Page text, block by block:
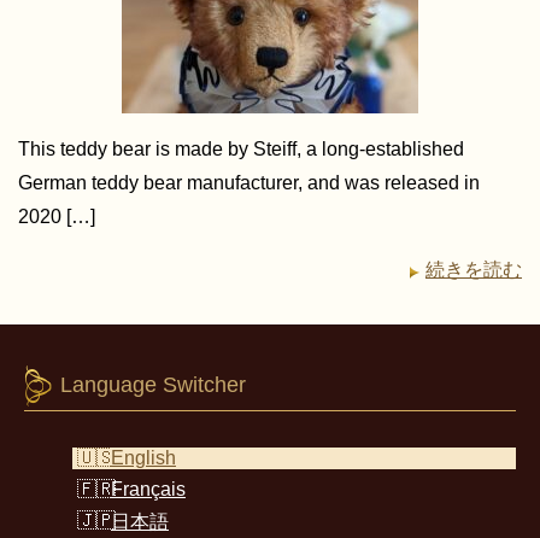
This teddy bear is made by Steiff, a long-established
German teddy bear manufacturer, and was released in
2020 […]
続きを読む
Language Switcher
English
Français
日本語